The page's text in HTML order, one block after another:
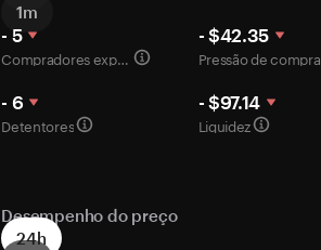
1m
- 5
Compradores experientes
- $42.35
Pressão de compra
- 6
Detentores
- $97.14
Liquidez
Desempenho do preço
24h